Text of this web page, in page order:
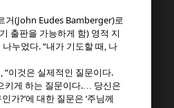
거(John Eudes Bamberger)로
출판을 가능하게 함) 영적 지
나누었다. “내가 기도할 때 , 나
, “이것은 실제적인 질문이다.
키게 하는 질문이다.… 당신은
인가?’에 대한 질문은 ‘주님께